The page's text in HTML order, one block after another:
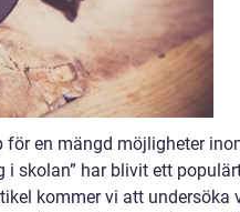
för en mängd möjligheter
i skolan” har blivit ett
kommer vi att undersöka